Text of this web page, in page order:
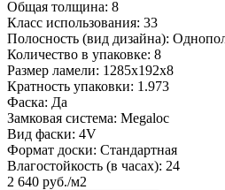
Общая толщина: 8
Класс использования: 33
Полосность (вид дизайна):
Количество в упаковке: 8
Размер ламели: 1285х192х8
Кратность упаковки: 1.973
Фаска: Да
Замковая система: Megaloc
Вид фаски: 4V
Формат доски: Стандартная
Влагостойкость (в часах): 24
2 640 руб./м2